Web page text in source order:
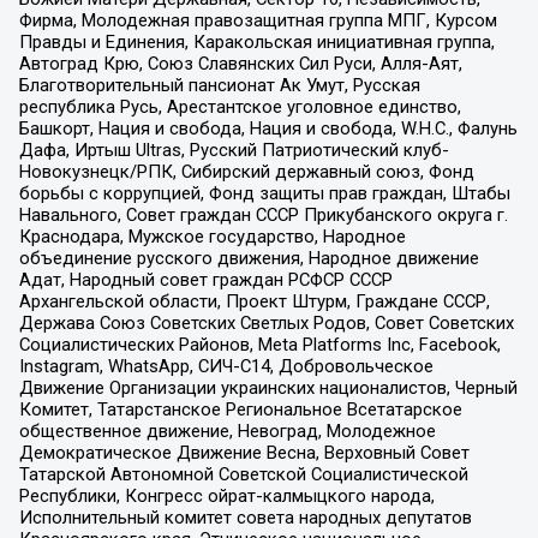
Фирма, Молодежная правозащитная группа МПГ, Курсом
Правды и Единения, Каракольская инициативная группа,
Автоград Крю, Союз Славянских Сил Руси, Алля-Аят,
Благотворительный пансионат Ак Умут, Русская
республика Русь, Арестантское уголовное единство,
Башкорт, Нация и свобода, Нация и свобода, W.H.С., Фалунь
Дафа, Иртыш Ultras, Русский Патриотический клуб-
Новокузнецк/РПК, Сибирский державный союз, Фонд
борьбы с коррупцией, Фонд защиты прав граждан, Штабы
Навального, Совет граждан СССР Прикубанского округа г.
Краснодара, Мужское государство, Народное
объединение русского движения, Народное движение
Адат, Народный совет граждан РСФСР СССР
Архангельской области, Проект Штурм, Граждане СССР,
Держава Союз Советских Светлых Родов, Совет Советских
Социалистических Районов, Meta Platforms Inc, Facebook,
Instagram, WhatsApp, СИЧ-С14, Добровольческое
Движение Организации украинских националистов, Черный
Комитет, Татарстанское Региональное Всетатарское
общественное движение, Невоград, Молодежное
Демократическое Движение Весна, Верховный Совет
Татарской Автономной Советской Социалистической
Республики, Конгресс ойрат-калмыцкого народа,
Исполнительный комитет совета народных депутатов